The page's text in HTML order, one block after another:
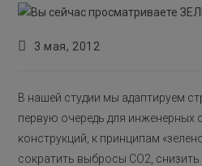
Запись
3 мая, 2012
В нашей студии мы адаптируем
первую очередь для инженерных
конструкций, к принципам
сократить выбросы CO2,